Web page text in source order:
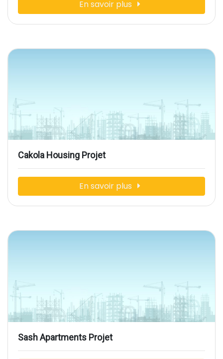
En savoir plus
Cakola Housing Projet
En savoir plus
Sash Apartments Projet